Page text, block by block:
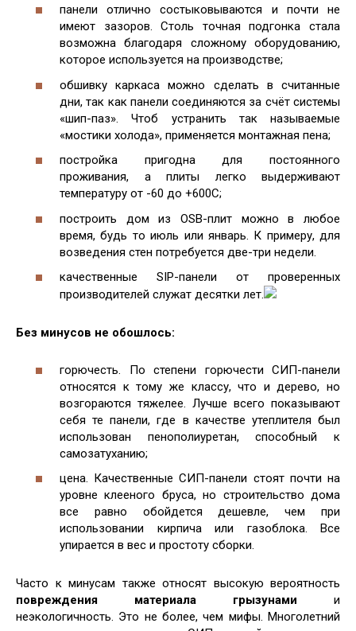
панели отлично состыковываются и почти не
имеют зазоров. Столь точная подгонка стала
возможна благодаря сложному оборудованию,
которое используется на производстве;
обшивку каркаса можно сделать в считанные
дни, так как панели соединяются за счёт системы
«шип-паз». Чтоб устранить так называемые
«мостики холода», применяется монтажная пена;
постройка пригодна для постоянного
проживания, а плиты легко выдерживают
температуру от -60 до +600С;
построить дом из OSB-плит можно в любое
время, будь то июль или январь. К примеру, для
возведения стен потребуется две-три недели.
качественные SIP-панели от проверенных
производителей служат десятки лет.
Без минусов не обошлось:
горючесть. По степени горючести СИП-панели
относятся к тому же классу, что и дерево, но
возгораются тяжелее. Лучше всего показывают
себя те панели, где в качестве утеплителя был
использован пенополиуретан, способный к
самозатуханию;
цена. Качественные СИП-панели стоят почти на
уровне клееного бруса, но строительство дома
все равно обойдется дешевле, чем при
использовании кирпича или газоблока. Все
упирается в вес и простоту сборки.
Часто к минусам также относят высокую вероятность
повреждения материала грызунами и
неэкологичность. Это не более, чем мифы. Многолетний